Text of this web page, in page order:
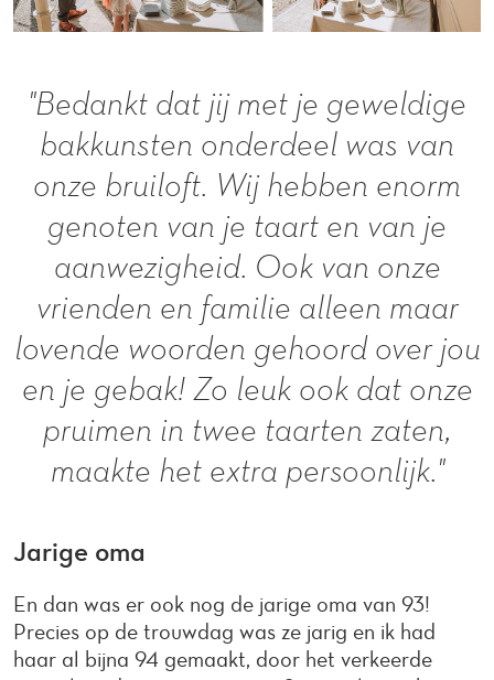
"Bedankt dat jij met je geweldige
bakkunsten onderdeel was van
onze bruiloft. Wij hebben enorm
genoten van je taart en van je
aanwezigheid. Ook van onze
vrienden en familie alleen maar
lovende woorden gehoord over jou
en je gebak! Zo leuk ook dat onze
pruimen in twee taarten zaten,
maakte het extra persoonlijk."
Jarige oma
En dan was er ook nog de jarige oma van 93!
Precies op de trouwdag was ze jarig en ik had
haar al bijna 94 gemaakt, door het verkeerde